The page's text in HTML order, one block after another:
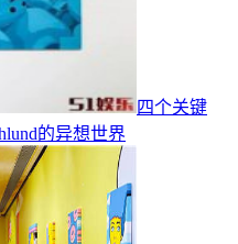
四个关键
的异想世界